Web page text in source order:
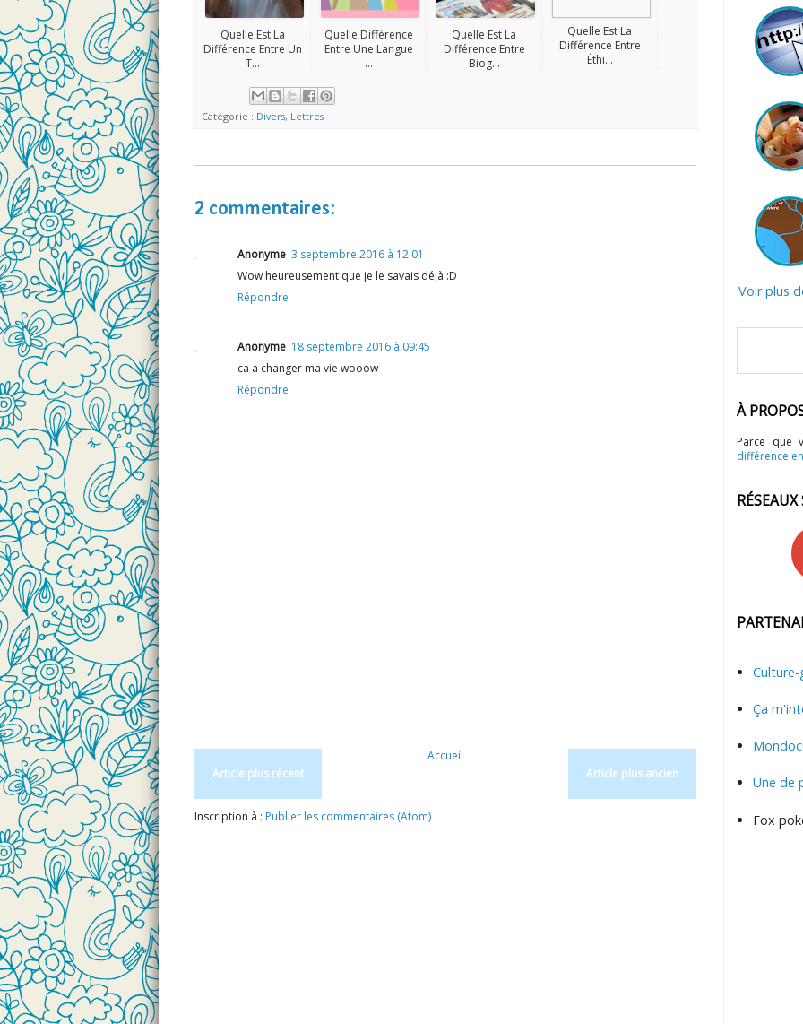
Quelle Est La
Différence Entre Un
T...
Quelle Différence
Entre Une Langue
...
Quelle Est La
Différence Entre
Biog...
Quelle Est La
Différence Entre
Éthi...
Catégorie : Divers, Lettres
2 commentaires:
Anonyme 3 septembre 2016 à 12:01
Wow heureusement que je le savais déjà :D
Répondre
Anonyme 18 septembre 2016 à 09:45
ca a changer ma vie wooow
Répondre
Article plus récent Article plus ancien
Accueil
Inscription à : Publier les commentaires (Atom)
Voir plus
À
Parce que
différence
Ça
Une de
Fox